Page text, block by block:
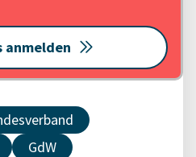
anmelden
GdW